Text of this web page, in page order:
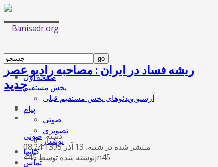
صفحه اول
پخش مستقیم
آرشیو ویدئوهای پخش مستقیم قبلی
پیام
صوتی
تصویری
نوشتار
کتابها
تماس
ریشه فساد در ایران : مصاحبه رادیو عصر
جدید
دسته:صوتی
منتشر شده در شنبه, 13 آذر 1395 08:24
نوشته شده توسط 445jn45